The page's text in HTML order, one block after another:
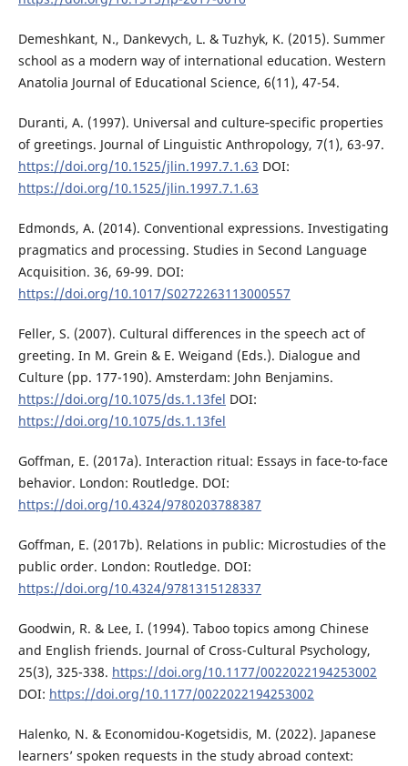
Demeshkant, N., Dankevych, L. & Tuzhyk, K. (2015). Summer
school as a modern way of international education. Western
Anatolia Journal of Educational Science, 6(11), 47-54.
Duranti, A. (1997). Universal and culture‐specific properties
of greetings. Journal of Linguistic Anthropology, 7(1), 63-97.
https://doi.org/10.1525/jlin.1997.7.1.63 DOI:
https://doi.org/10.1525/jlin.1997.7.1.63
Edmonds, A. (2014). Conventional expressions. Investigating
pragmatics and processing. Studies in Second Language
Acquisition. 36, 69-99. DOI:
https://doi.org/10.1017/S0272263113000557
Feller, S. (2007). Cultural differences in the speech act of
greeting. In M. Grein & E. Weigand (Eds.). Dialogue and
Culture (pp. 177-190). Amsterdam: John Benjamins.
https://doi.org/10.1075/ds.1.13fel DOI:
https://doi.org/10.1075/ds.1.13fel
Goffman, E. (2017a). Interaction ritual: Essays in face-to-face
behavior. London: Routledge. DOI:
https://doi.org/10.4324/9780203788387
Goffman, E. (2017b). Relations in public: Microstudies of the
public order. London: Routledge. DOI:
https://doi.org/10.4324/9781315128337
Goodwin, R. & Lee, I. (1994). Taboo topics among Chinese
and English friends. Journal of Cross-Cultural Psychology,
25(3), 325-338. https://doi.org/10.1177/0022022194253002
DOI: https://doi.org/10.1177/0022022194253002
Halenko, N. & Economidou-Kogetsidis, M. (2022). Japanese
learners’ spoken requests in the study abroad context: